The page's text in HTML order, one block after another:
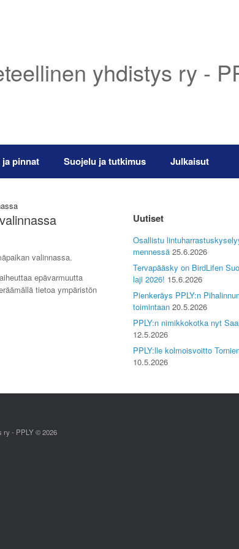
yhdistys ry -
ja pinnat Suojelu ja tutkimus Julkaisut
valinnassa.
epävarmuutta
tietoa ympäristön
Uutiset
Osallistu
mennessä 25.6.2026
Tervapääsky on BirdLifen
laji 2026! 15.6.2026
Pienkeräys PPLY:n
toimintaan 20.5.2026
PPLY:n nimikkokotka nyt
12.5.2026
PPLY:lle kolmoisvoitto
10.5.2026
ry - PPLY © 2026